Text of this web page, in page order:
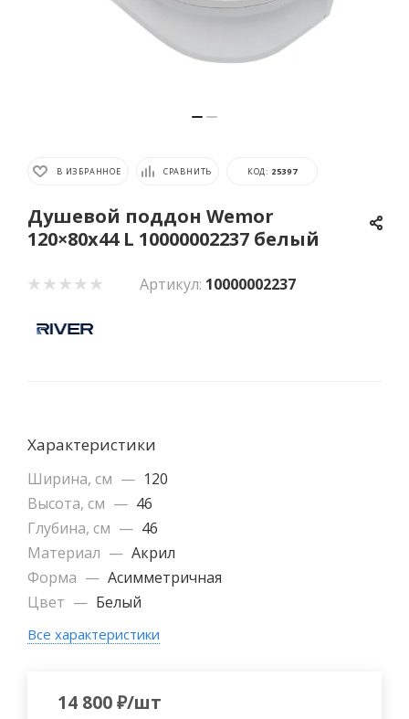
В ИЗБРАННОЕ СРАВНИТЬ КОД: 25397
Душевой поддон Wemor
120×80x44 L 10000002237 белый
Артикул: 10000002237
Характеристики
Ширина, см — 120
Высота, см — 46
Глубина, см — 46
Материал — Акрил
Форма — Асимметричная
Цвет — Белый
Все характеристики
14 800₽/шт